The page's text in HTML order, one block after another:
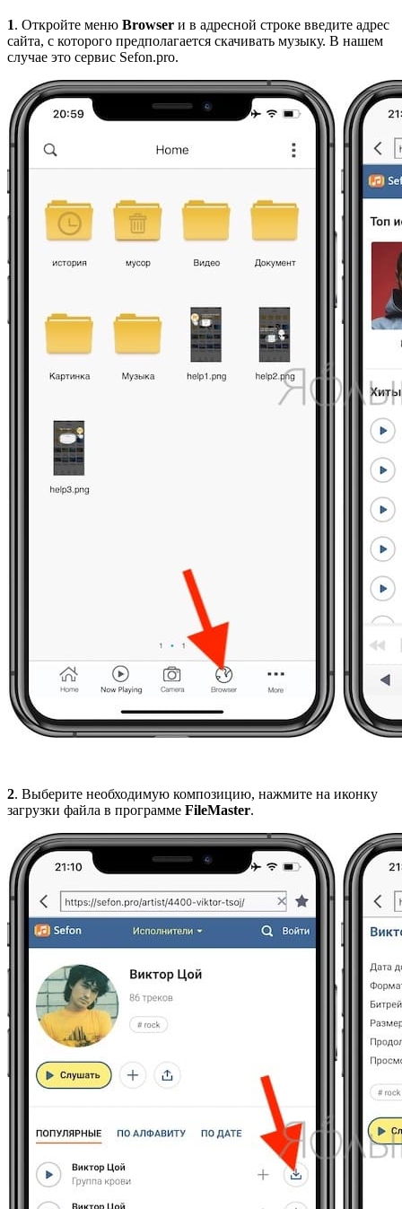
1. Откройте меню Browser и в адресной строке введите адрес
сайта, с которого предполагается скачивать музыку. В нашем
случае это сервис Sefon.pro.
2. Выберите необходимую композицию, нажмите на иконку
загрузки файла в программе FileMaster.